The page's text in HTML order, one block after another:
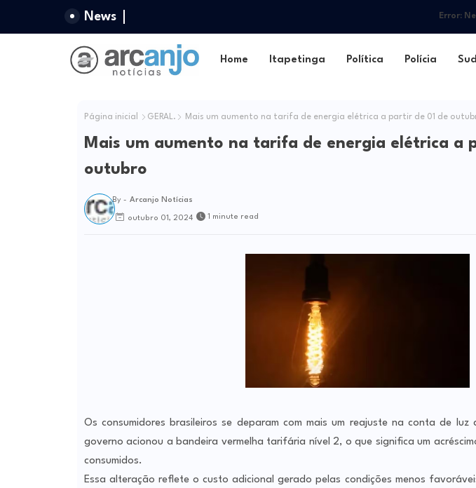
News Error:
Home Itapetinga Política Polícia
Página inicial GERAL. Mais um aumento na tarifa de energia elétrica a partir de 01 de
Mais um aumento na tarifa de energia elétrica a
outubro
By - Arcanjo Notícias
outubro 01, 2024 1 minute read
Os consumidores brasileiros se deparam com mais um reajuste na conta de
governo acionou a bandeira vermelha tarifária nível 2, o que significa um
consumidos.
Essa alteração reflete o custo adicional gerado pelas condições menos